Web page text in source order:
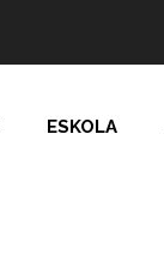
ESKOLA